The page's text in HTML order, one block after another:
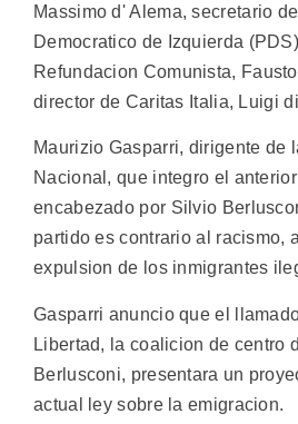
Massimo d' Alema, secretario
Democratico de Izquierda
Refundacion Comunista,
director de Caritas Italia, Luigi
Maurizio Gasparri, dirigente de
Nacional, que integro el
encabezado por Silvio
partido es contrario al racismo,
expulsion de los inmigrantes
Gasparri anuncio que el
Libertad, la coalicion de centro
Berlusconi, presentara un
actual ley sobre la emigracion.